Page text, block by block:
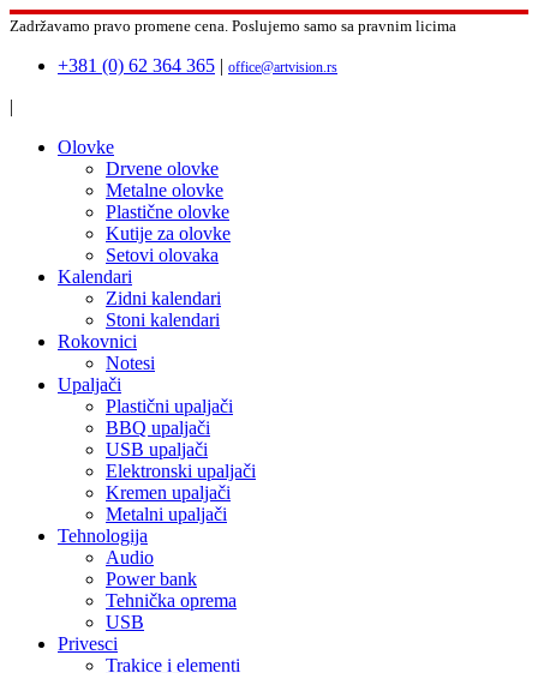
Zadržavamo pravo promene cena. Poslujemo samo sa pravnim licima
+381 (0) 62 364 365 | office@artvision.rs
|
Olovke
Drvene olovke
Metalne olovke
Plastične olovke
Kutije za olovke
Setovi olovaka
Kalendari
Zidni kalendari
Stoni kalendari
Rokovnici
Notesi
Upaljači
Plastični upaljači
BBQ upaljači
USB upaljači
Elektronski upaljači
Kremen upaljači
Metalni upaljači
Tehnologija
Audio
Power bank
Tehnička oprema
USB
Privesci
Trakice i elementi